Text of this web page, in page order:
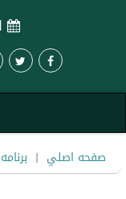
صفحه اصلي |